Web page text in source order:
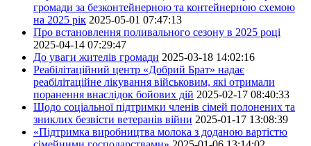
громади за безконтейнерною та контейнерною схемою
на 2025 рік 2025-05-01 07:47:13
Про встановлення поливального сезону в 2025 році
2025-04-14 07:29:47
До уваги жителів громади 2025-03-18 14:02:16
Реабілітаційний центр «Добрий Брат» надає
реабілітаційне лікування військовим, які отримали
поранення внаслідок бойових дій 2025-02-17 08:40:33
Щодо соціальної підтримки членів сімей полонених та
зниклих безвісти ветеранів війни 2025-01-17 13:08:39
«Підтримка виробництва молока з доданою вартістю